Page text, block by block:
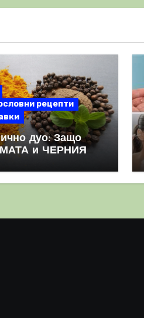
рецепти
дуо: Защо
и ЧЕРНИЯ